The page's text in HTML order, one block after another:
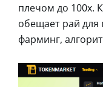
плечом до 100x.
обещает рай для
фарминг,